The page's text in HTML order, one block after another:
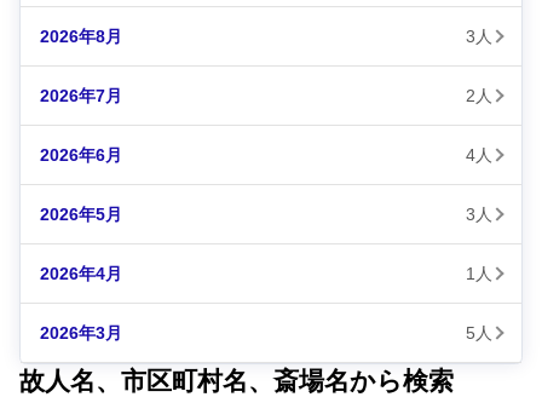
2026年8月 3人
2026年7月 2人
2026年6月 4人
2026年5月 3人
2026年4月 1人
2026年3月 5人
故人名、市区町村名、斎場名から検索